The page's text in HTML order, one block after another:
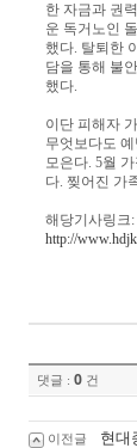
한 자금과 권
운 독거노인 돌
했다. 탈퇴한
담을 통해 불
했다.
이단 피해자
무엇보다도
모은다. 5월
다. 찢어진 가
해당기사링크:
http://
댓글 : 0 건
이전글 현대